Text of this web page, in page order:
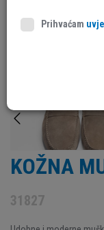
KOŽNA
31827
Prihvaćam